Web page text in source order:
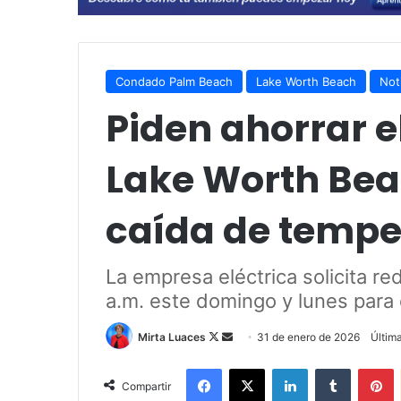
Condado Palm Beach Lake Worth Beach
Piden ahorrar
Lake Worth
caída de
La empresa eléctrica solicita
a.m. este domingo y lunes
Mirta Luaces
F
31 de enero de 2026
Compartir